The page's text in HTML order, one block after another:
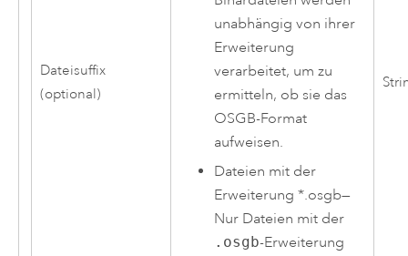
Dateisuffix
(optional)
unabhängig von ihrer
Erweiterung
verarbeitet, um zu
ermitteln, ob sie das
OSGB-Format
aufweisen.
Dateien mit der
Erweiterung *.osgb—
Nur Dateien mit der
.osgb-Erweiterung